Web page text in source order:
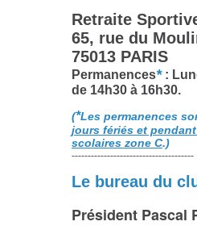
Retraite
65, rue du
75013 PARIS
Permanences*:
de 14h30 à 16h30.
(*Les permanences
jours fériés et
scolaires zone C.)
--------------------------------------
Le bureau du
Président Pascal